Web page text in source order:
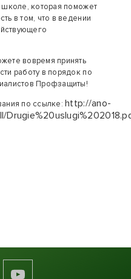
школе, которая поможет
в том, что в ведении
вовремя принять
работу в порядок по
Профзащиты!
по ссылке: http://ano-